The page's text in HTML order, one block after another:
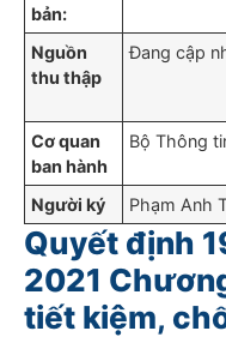
bản:
Nguồn
thu thập
Đang cập
Cơ quan
ban hành
Bộ Thông
Người ký Phạm Anh
Quyết định
2021
tiết kiệm,